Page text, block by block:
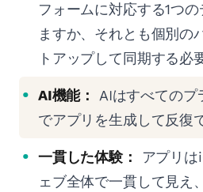
フォームに対応する1つ
ますか、それとも個別の
トアップして同期する必
AI機能：
AIはすべてのプ
でアプリを生成して反復
一貫した体験：
アプリ
ェブ全体で一貫して見え